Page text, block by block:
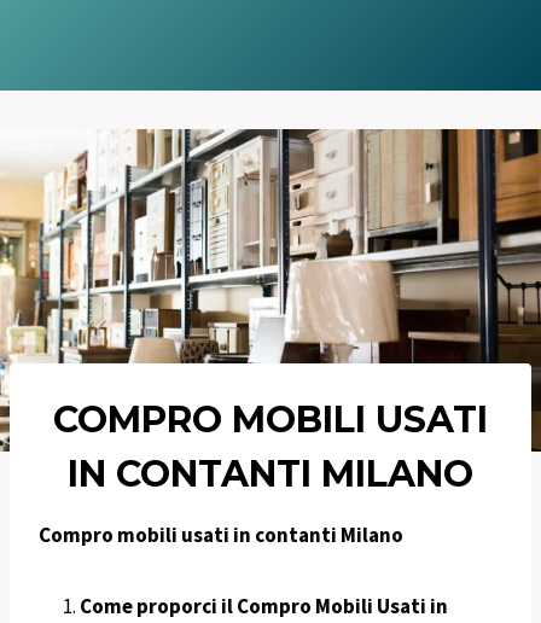
COMPRO MOBILI USATI
IN CONTANTI MILANO
Compro mobili usati in contanti Milano
Come proporci il Compro Mobili Usati in